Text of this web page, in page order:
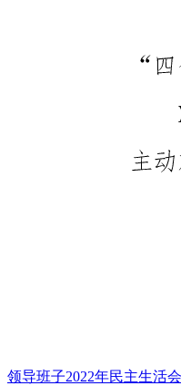
领导班子2022年民主生活